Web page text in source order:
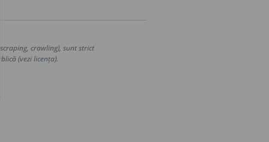
crawling), sunt strict
(vezi licența).